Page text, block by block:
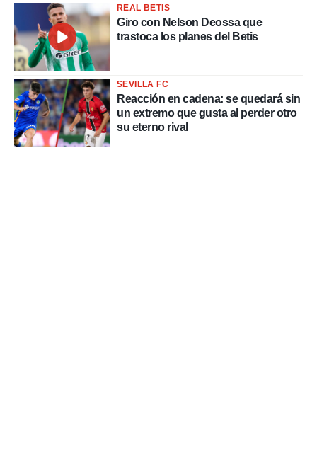
REAL BETIS
Giro con Nelson Deossa que
trastoca los planes del Betis
SEVILLA FC
Reacción en cadena: se quedará sin
un extremo que gusta al perder otro
su eterno rival